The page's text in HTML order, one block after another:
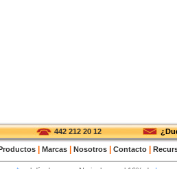
442 212 20 12
Marcas Nosotros Contacto